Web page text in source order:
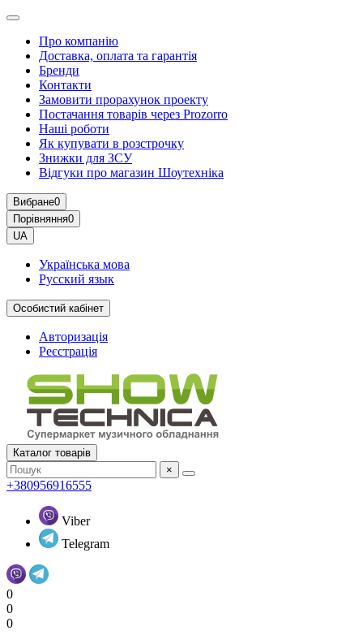
Про компанію
Доставка, оплата та гарантія
Бренди
Контакти
Замовити прорахунок проекту
Постачання товарів через Prozorro
Наші роботи
Як купувати в розстрочку
Знижки для ЗСУ
Відгуки про магазин Шоутехнiка
Вибране0
Порівняння0
UA
Українська мова
Русский язык
Особистий кабінет
Авторизація
Реєстрація
Каталог товарів
×
+380956916555
Viber
Telegram
0
0
0